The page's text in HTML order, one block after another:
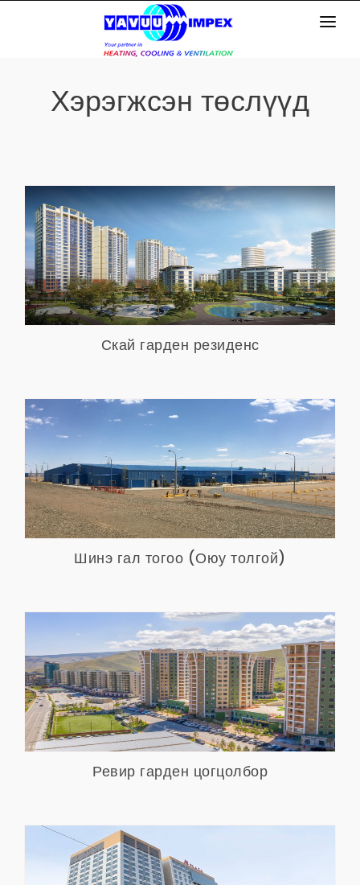
Бидний тухай
Мэдээлэл
Хүний нөөц
Хэрэгжсэн төслүүд
Харах
Скай гарден резиденс
Харах
Шинэ гал тогоо (Оюу толгой)
Харах
Ревир гарден цогцолбор